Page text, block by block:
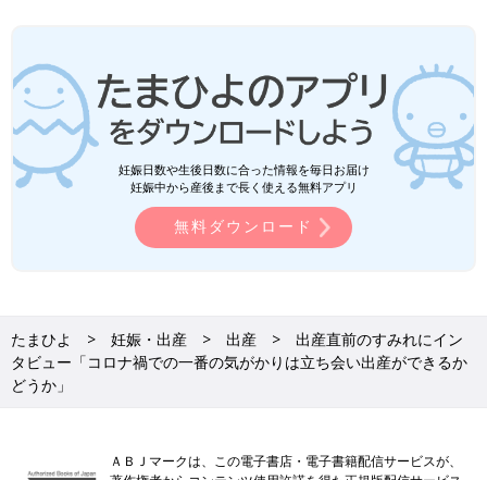
妊娠日数や生後日数に合った情報を毎日お届け
妊娠中から産後まで長く使える無料アプリ
無料ダウンロード
たまひよ 妊娠・出産 出産
出産直前のすみれにイン
タビュー「コロナ禍での一番の気がかりは立ち会い出産ができるか
どうか」
ＡＢＪマークは、この電子書店・電子書籍配信サービスが、